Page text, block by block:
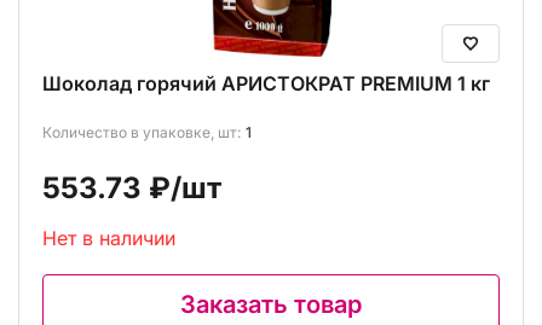
Шоколад горячий АРИСТОКРАТ PREMIUM 1 кг
Количество в упаковке, шт: 1
553.73 ₽/шт
Нет в наличии
Заказать товар